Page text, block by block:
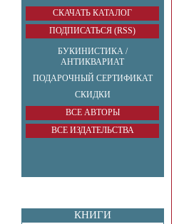
СКАЧАТЬ КАТАЛОГ
ПОДПИСАТЬСЯ (RSS)
БУКИНИСТИКА /
АНТИКВАРИАТ
ПОДАРОЧНЫЙ СЕРТИФИКАТ
СКИДКИ
ВСЕ АВТОРЫ
ВСЕ ИЗДАТЕЛЬСТВА
КНИГИ